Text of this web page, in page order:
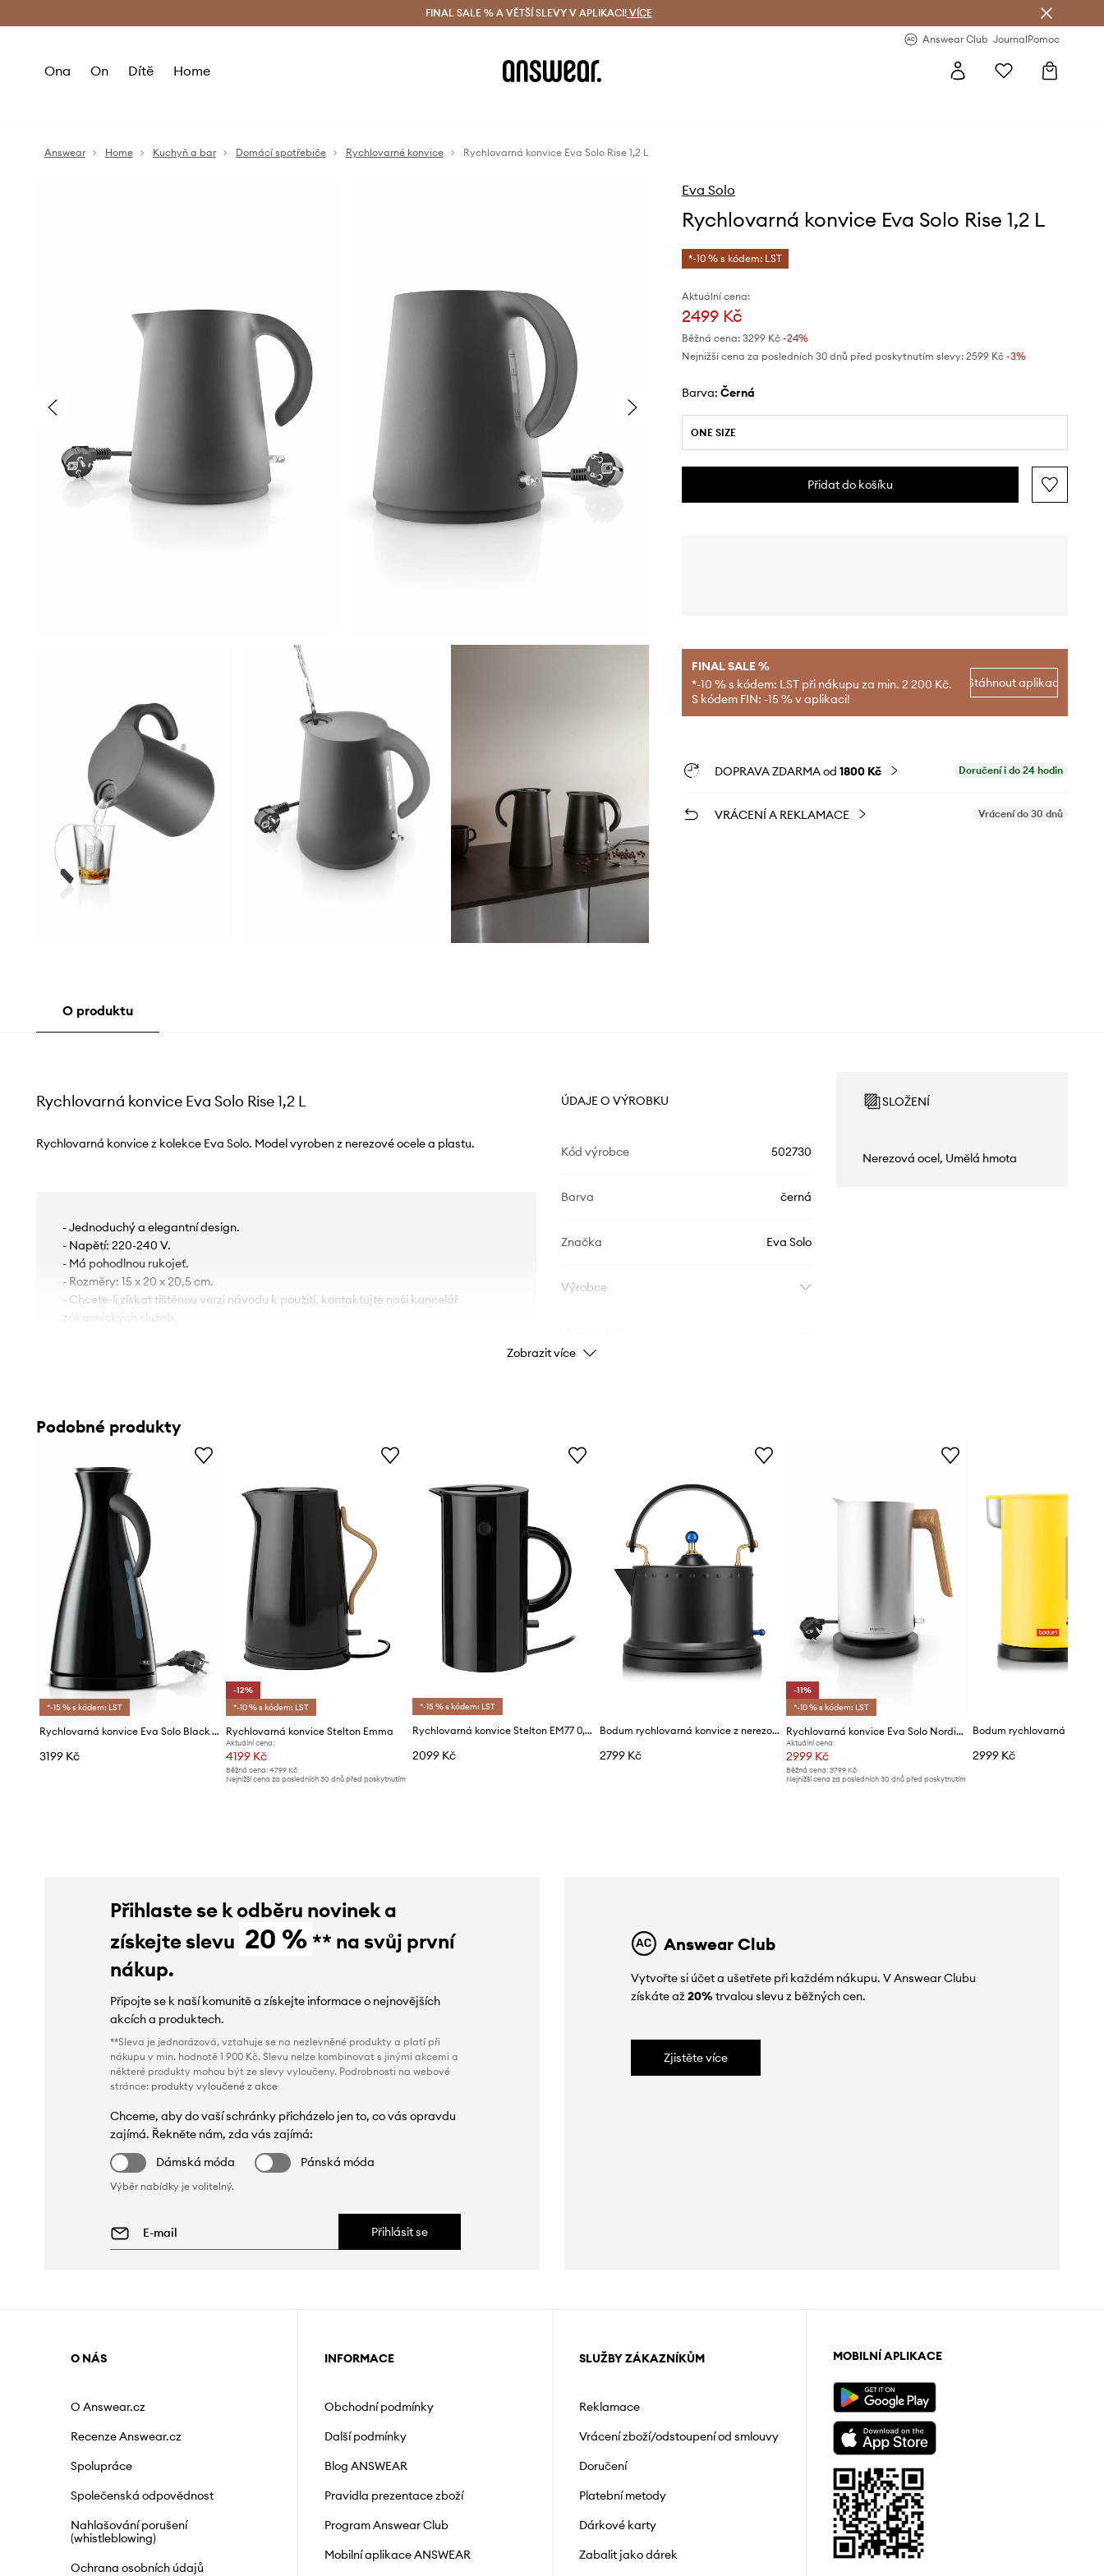
Doručení a vrácení zdarma (od 1800 Kč) Doručení i do 24 h
FINAL SALE % A VĚTŠÍ SLEVY V APLIKACI! VÍCE
Answear Club JournalPomoc
Ona On Dítě Home
Answear Home Kuchyň a bar Domácí spotřebiče Rychlovarné konvice Rychlovarná konvice Eva Solo Rise 1,2 L
Eva Solo
Rychlovarná konvice Eva Solo Rise 1,2 L
*-10 % s kódem: LST
Aktuální cena:
2499 Kč
Běžná cena: 3299 Kč-24%
Nejnižší cena za posledních 30 dnů před poskytnutím slevy: 2599 Kč -3%
Barva: černá
ONE SIZE
Přidat do košíku
FINAL SALE %
*-10 % s kódem: LST při nákupu za min. 2 200 Kč.
S kódem FIN: -15 % v aplikaci!
Stáhnout aplikaci
DOPRAVA ZDARMA od 1800 Kč Doručení i do 24 hodin
VRÁCENÍ A REKLAMACE Vrácení do 30 dnů
O produktu
Rychlovarná konvice Eva Solo Rise 1,2 L
Rychlovarná konvice z kolekce Eva Solo. Model vyroben z nerezové ocele a plastu.
- Jednoduchý a elegantní design.
- Napětí: 220-240 V.
- Má pohodlnou rukojeť.
- Rozměry: 15 x 20 x 20,5 cm.
- Chcete-li získat tištěnou verzi návodu k použití, kontaktujte naši kancelář
zákaznických služeb.
ÚDAJE O VÝROBKU
Kód výrobce 502730
Barva černá
Značka Eva Solo
Výrobce
SLOŽENÍ
Nerezová ocel, Umělá hmota
Zobrazit více
Podobné produkty
*-15 % s kódem: LST
Rychlovarná konvice Eva Solo Black 1,5 L
3199 Kč
-12%
*-10 % s kódem: LST
Rychlovarná konvice Stelton Emma
Aktuální cena:
4199 Kč
Běžná cena:4799 Kč
Nejnižší cena za posledních 30 dnů před poskytnutím
*-15 % s kódem: LST
Rychlovarná konvice Stelton EM77 0,5 L
2099 Kč
Bodum rychlovarná konvice z nerezové oceli 1 l
2799 Kč
-11%
*-10 % s kódem: LST
Rychlovarná konvice Eva Solo Nordic Kitchen 1,5 L
Aktuální cena:
2999 Kč
Běžná cena:3799 Kč
Nejnižší cena za posledních 30 dnů před poskytnutím
2999 Kč
Přihlaste se k odběru novinek a
získejte slevu 20 % ** na svůj první
nákup.
Připojte se k naší komunitě a získejte informace o nejnovějších
akcích a produktech.
**Sleva je jednorázová, vztahuje se na nezlevněné produkty a platí při
nákupu v min. hodnotě 1 900 Kč. Slevu nelze kombinovat s jinými akcemi a
některé produkty mohou být ze slevy vyloučeny. Podrobnosti na webové
stránce: produkty vyloučené z akce
Chceme, aby do vaší schránky přicházelo jen to, co vás opravdu
zajímá. Řekněte nám, zda vás zajímá:
Dámská móda
Pánská móda
Výběr nabídky je volitelný.
Přihlásit se
Answear Club
Vytvořte si účet a ušetřete při každém nákupu. V Answear Clubu
získáte až20%trvalou slevu z běžných cen.
Zjistěte více
O NÁS
O Answear.cz
Recenze Answear.cz
Spolupráce
Společenská odpovědnost
Nahlašování porušení
(whistleblowing)
Ochrana osobních údajů
INFORMACE
Obchodní podmínky
Další podmínky
Blog ANSWEAR
Pravidla prezentace zboží
Program Answear Club
Mobilní aplikace ANSWEAR
SLUŽBY ZÁKAZNÍKŮM
Reklamace
Vrácení zboží/odstoupení od smlouvy
Doručení
Platební metody
Dárkové karty
Zabalit jako dárek
MOBILNÍ APLIKACE